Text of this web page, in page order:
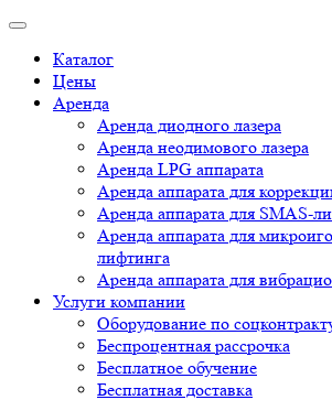
Каталог
Цены
Аренда
Аренда диодного лазера
Аренда неодимового лазера
Аренда LPG аппарата
Аренда аппарата для
Аренда аппарата для SMAS-
Аренда аппарата для
лифтинга
Аренда аппарата для
Услуги компании
Оборудование по
Беспроцентная рассрочка
Бесплатное обучение
Бесплатная доставка